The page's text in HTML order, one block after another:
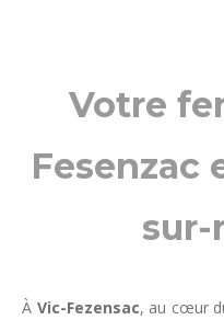
Votre
Fesenzac
sur-
À Vic-Fezensac, au cœur